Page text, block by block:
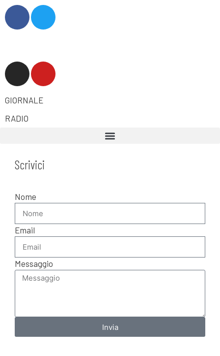
GIORNALE
RADIO
Scrivici
Nome
Email
Messaggio
Invia